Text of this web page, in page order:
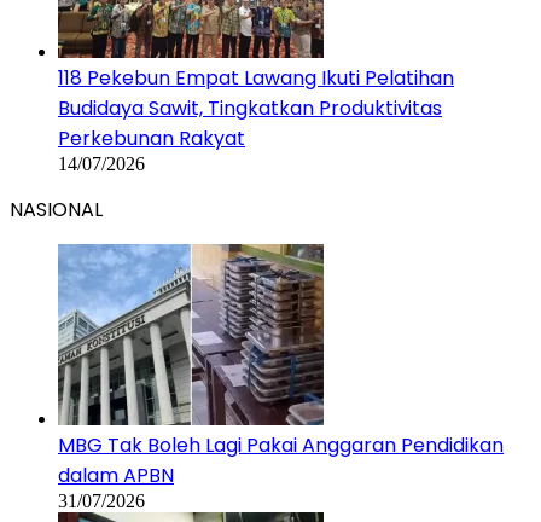
118 Pekebun Empat Lawang Ikuti Pelatihan
Budidaya Sawit, Tingkatkan Produktivitas
Perkebunan Rakyat
14/07/2026
NASIONAL
MBG Tak Boleh Lagi Pakai Anggaran Pendidikan
dalam APBN
31/07/2026